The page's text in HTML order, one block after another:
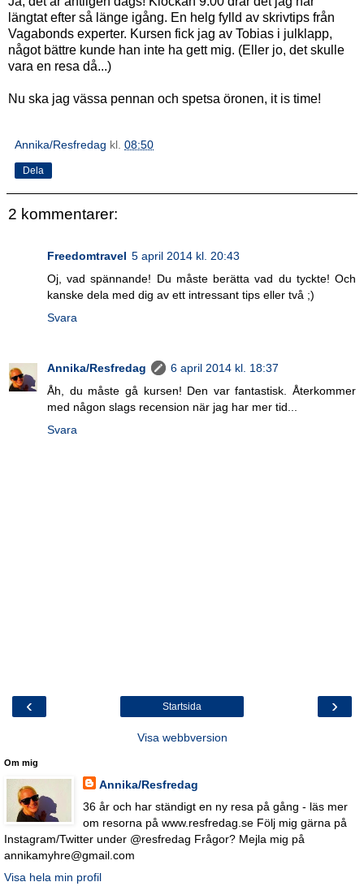
längtat efter så länge igång. En helg fylld av skrivtips från
Vagabonds experter. Kursen fick jag av Tobias i julklapp,
något bättre kunde han inte ha gett mig. (Eller jo, det skulle
vara en resa då...)
Nu ska jag vässa pennan och spetsa öronen, it is time!
Annika/Resfredag kl. 08:50
Dela
2 kommentarer:
Freedomtravel 5 april 2014 kl. 20:43
Oj, vad spännande! Du måste berätta vad du tyckte! Och
kanske dela med dig av ett intressant tips eller två ;)
Svara
Annika/Resfredag
6 april 2014 kl. 18:37
Åh, du måste gå kursen! Den var fantastisk. Återkommer
med någon slags recension när jag har mer tid...
Svara
‹ ›
Startsida
Visa webbversion
Om mig
Annika/Resfredag
36 år och har ständigt en ny resa på gång - läs mer
om resorna på www.resfredag.se Följ mig gärna på
Instagram/Twitter under @resfredag Frågor? Mejla mig på
annikamyhre@gmail.com
Visa hela min profil